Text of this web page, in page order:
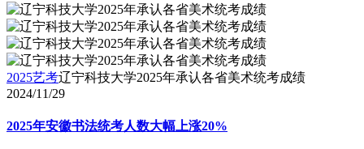
2025艺考辽宁科技大学2025年承认各省美术统考成绩
2024/11/29
2025年安徽书法统考人数大幅上涨20%